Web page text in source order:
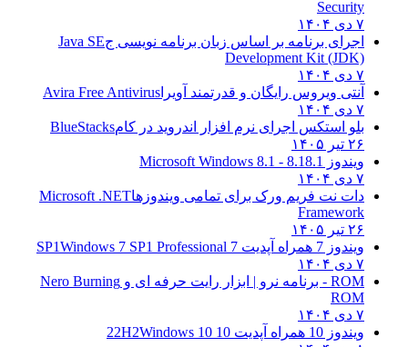
Security
۷ دی ۱۴۰۴
اجرای برنامه بر اساس زبان برنامه نویسی جJava SE
Development Kit (JDK)
۷ دی ۱۴۰۴
آنتی ویروس رایگان و قدرتمند آویرا Avira Free Antivirus
۷ دی ۱۴۰۴
بلو استکس اجرای نرم افزار اندروید در کامBlueStacks
۲۶ تیر ۱۴۰۵
ویندوز 8.1
8.1 - Microsoft Windows 8.1
۷ دی ۱۴۰۴
دات نت فریم ورک برای تمامی ویندوزهاMicrosoft .NET
Framework
۲۶ تیر ۱۴۰۵
ویندوز 7 همراه آپدیت 7 SP1
Windows 7 SP1 Professional
۷ دی ۱۴۰۴
ROM - برنامه نرو | ابزار رایت حرفه ای و
Nero Burning
ROM
۷ دی ۱۴۰۴
ویندوز 10 همراه آپدیت 10 22H2
Windows 10